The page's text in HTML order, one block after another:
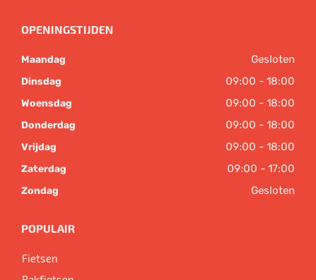
OPENINGSTIJDEN
Maandag Gesloten
Dinsdag 09:00 - 18:00
Woensdag 09:00 - 18:00
Donderdag 09:00 - 18:00
Vrijdag 09:00 - 18:00
Zaterdag 09:00 - 17:00
Zondag Gesloten
POPULAIR
Fietsen